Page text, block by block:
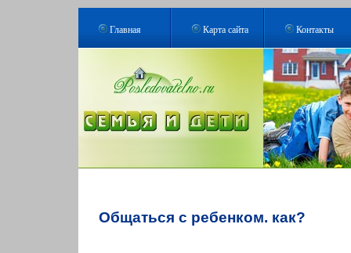
Главная Карта сайта Контакты
Общаться с ребенком. как?